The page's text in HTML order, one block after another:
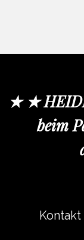
★ ★
beim
Kontakt